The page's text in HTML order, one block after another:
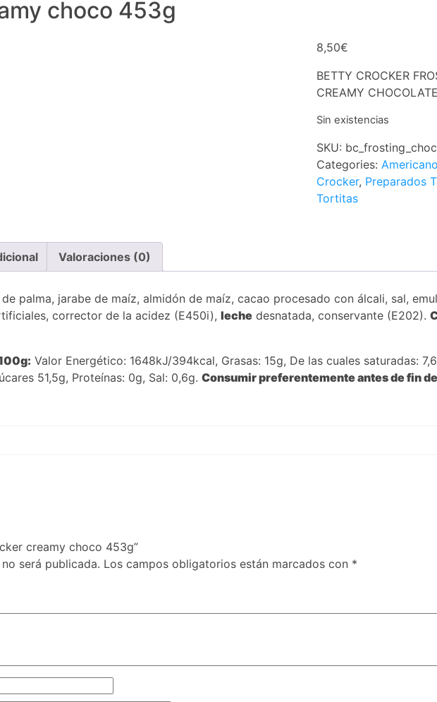
choco 453g
8,50€
BETTY CROCKER
CREAMY
Sin existencias
SKU:
Categories:Americano
Crocker, Preparados
Tortitas
Valoraciones (0)
palma, jarabe de maíz, almidón de maíz, cacao procesado con álcali, sal,
corrector de la acidez (E450i), leche desnatada, conservante (E202).
Valor Energético: 1648kJ/394kcal, Grasas: 15g, De las cuales saturadas:
51,5g, Proteínas: 0g, Sal: 0,6g. Consumir preferentemente antes de fin
creamy choco 453g”
será publicada. Los campos obligatorios están marcados con *